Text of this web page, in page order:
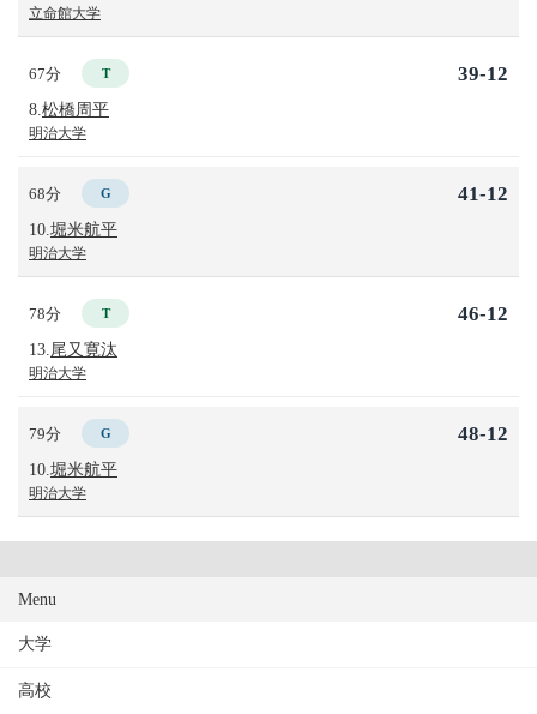
立命館大学
67分 T
8. 松橋周平
明治大学
39-12
68分 G
10. 堀米航平
明治大学
41-12
78分 T
13. 尾又寛汰
明治大学
46-12
79分 G
10. 堀米航平
明治大学
48-12
Menu
大学
高校